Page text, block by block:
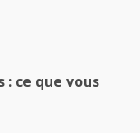
ce que vous